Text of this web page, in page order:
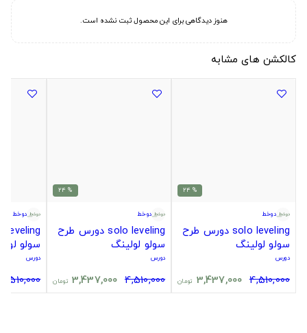
هنوز دیدگاهی برای این محصول ثبت نشده است.
کالکشن های مشابه
% 24
دوخط
solo leveling دورس طرح
سولو لولینگ
دورس
4,510,000
3,437,000 تومان
% 24
دوخط
solo leveling دورس طرح
سولو لولینگ
دورس
4,510,000
3,437,000 تومان
دوخط
سولو
دورس
4,510,000